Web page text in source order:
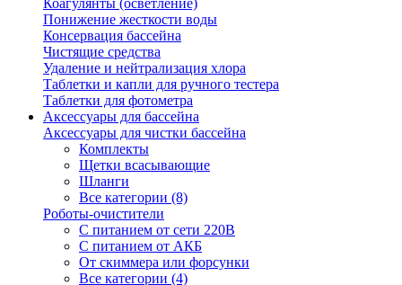
Коагулянты (осветление)
Понижение жесткости воды
Консервация бассейна
Чистящие средства
Удаление и нейтрализация хлора
Таблетки и капли для ручного тестера
Таблетки для фотометра
Аксессуары для бассейна
Аксессуары для чистки бассейна
Комплекты
Щетки всасывающие
Шланги
Все категории (8)
Роботы-очистители
С питанием от сети 220В
С питанием от АКБ
От скиммера или форсунки
Все категории (4)